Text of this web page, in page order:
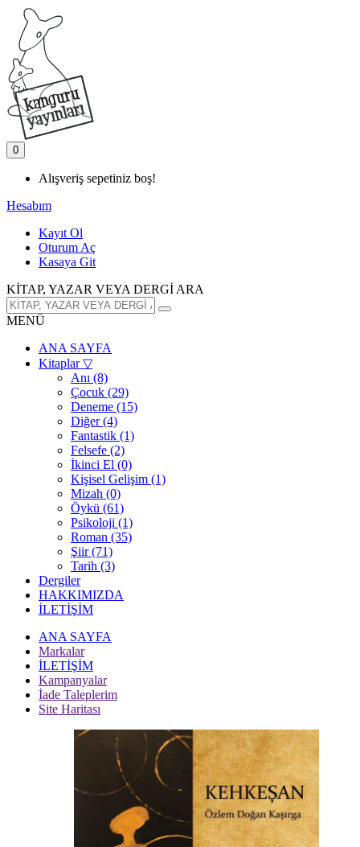
0
Alışveriş sepetiniz boş!
Hesabım
Kayıt Ol
Oturum Aç
Kasaya Git
KİTAP, YAZAR VEYA DERGİ ARA
MENÜ
ANA SAYFA
Kitaplar▽
Anı (8)
Çocuk (29)
Deneme (15)
Diğer (4)
Fantastik (1)
Felsefe (2)
İkinci El (0)
Kişisel Gelişim (1)
Mizah (0)
Öykü (61)
Psikoloji (1)
Roman (35)
Şiir (71)
Tarih (3)
Dergiler
HAKKIMIZDA
İLETİŞİM
ANA SAYFA
Markalar
İLETİŞİM
Kampanyalar
İade Taleplerim
Site Haritası